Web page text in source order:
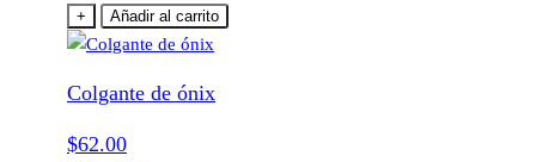
+ Añadir al carrito
Colgante de ónix
$62.00